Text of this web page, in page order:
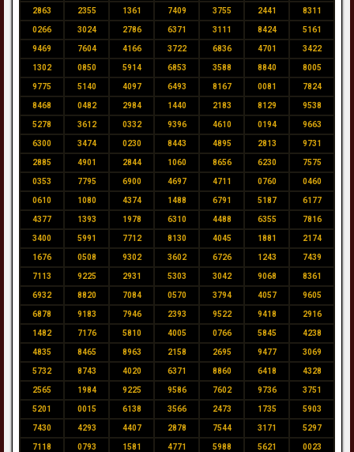
2863 2355 1361 7409 3755 2441 8311
0266 3024 2786 6371 3111 8424 5161
9469 7604 4166 3722 6836 4701 3422
1302 0850 5914 6853 3588 8840 8005
9775 5140 4097 6493 8167 0081 7824
8468 0482 2984 1440 2183 8129 9538
5278 3612 0332 9396 4610 0194 9663
6300 3474 0230 8443 4895 2813 9731
2885 4901 2844 1060 8656 6230 7575
0353 7795 6900 4697 4711 0760 0460
0610 1080 4374 1488 6791 5187 6177
4377 1393 1978 6310 4488 6355 7816
3400 5991 7712 8130 4045 1881 2174
1676 0508 9302 3602 6726 1243 7439
7113 9225 2931 5303 3042 9068 8361
6932 8820 7084 0570 3794 4057 9605
6878 9183 7946 2393 9522 9418 2916
1482 7176 5810 4005 0766 5845 4238
4835 8465 8963 2158 2695 9477 3069
5732 8743 4020 6371 8860 6418 4328
2565 1984 9225 9586 7602 9736 3751
5201 0015 6138 3566 2473 1735 5903
7430 4293 4407 2878 7544 3171 5297
7118 0793 1581 4771 5988 5621 0023